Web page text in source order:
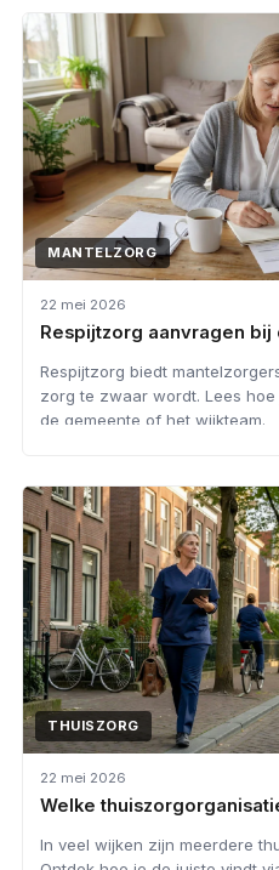
MANTELZORG
22 mei 2026
Respijtzorg aanvragen
Respijtzorg biedt
zorg te zwaar wordt. Lees
de gemeente of het wijkteam.
THUISZORG
22 mei 2026
Welke
In veel wijken zijn meerdere